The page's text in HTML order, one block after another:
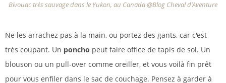
Bivouac très sauvage dans le Yukon, au Canada @Blog Cheval d'Aventure
Ne les arrachez pas à la main, ou portez des gants, car c'est
très coupant. Un poncho peut faire office de tapis de sol. Un
blouson ou un pull-over comme oreiller, et vous voilà fin prêt
pour vous enfiler dans le sac de couchage. Pensez à garder à